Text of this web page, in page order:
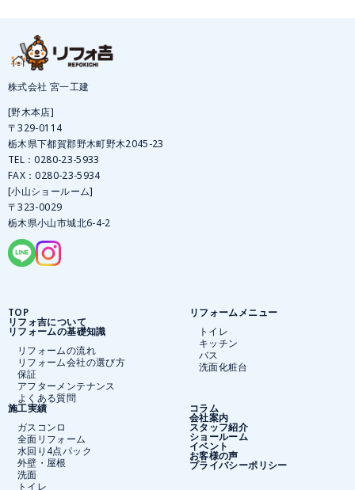
株式会社 宮一工建
[野木本店]
〒329-0114
栃木県下都賀郡野木町野木2045-23
TEL：0280-23-5933
FAX：0280-23-5934
[小山ショールーム]
〒323-0029
栃木県小山市城北6-4-2
TOP
リフォ吉について
リフォームの基礎知識
リフォームの流れ
リフォーム会社の選び方
保証
アフターメンテナンス
よくある質問
リフォームメニュー
トイレ
キッチン
バス
洗面化粧台
施工実績
ガスコンロ
全面リフォーム
水回り4点パック
外壁・屋根
洗面
トイレ
コラム
会社案内
スタッフ紹介
ショールーム
イベント
お客様の声
プライバシーポリシー